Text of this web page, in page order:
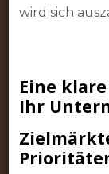
wird sich
Eine
Ihr